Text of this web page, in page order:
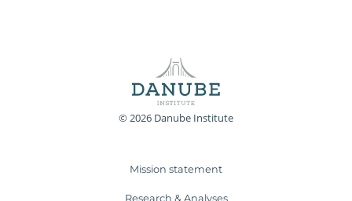
© 2026 Danube Institute
Mission statement
Research & Analyses